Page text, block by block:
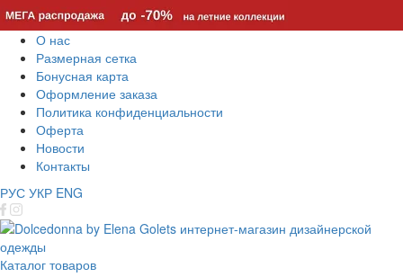
О нас
Размерная сетка
Бонусная карта
Оформление заказа
Политика конфиденциальности
Оферта
Новости
Контакты
РУС УКР ENG
Каталог товаров